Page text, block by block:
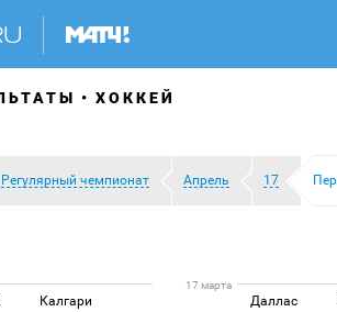
ХОККЕЙ
Регулярный чемпионат Апрель 17
Калгари
17 марта
Даллас